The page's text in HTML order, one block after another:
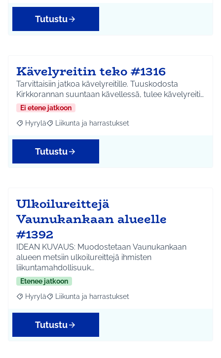
Tutustu
Kävelyreitin teko #1316
Tarvittaisiin jatkoa kävelyreitille. Tuuskodosta
Kirkkorannan suuntaan kävellessä, tulee kävelyreiti…
Ei etene jatkoon
Rajaa tulokset aihepiirin mukaan: Hyrylä
Hyrylä Rajaa tulokset teeman mukaan: Liikunta ja
Liikunta ja harrastukset
Tutustu
Ulkoilureittejä
Vaunukankaan alueelle
#1392
IDEAN KUVAUS: Muodostetaan Vaunukankaan
alueen metsiin ulkoilureittejä ihmisten
liikuntamahdollisuuk…
Etenee jatkoon
Rajaa tulokset aihepiirin mukaan: Hyrylä
Hyrylä Rajaa tulokset teeman mukaan: Liikunta ja
Liikunta ja harrastukset
Tutustu